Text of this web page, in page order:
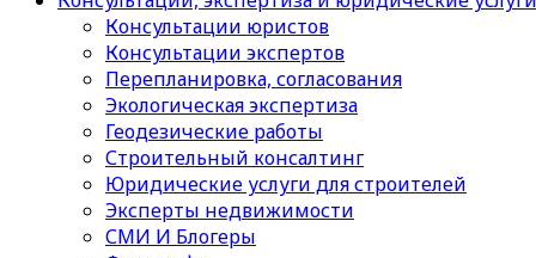
Консультации юристов
Консультации экспертов
Перепланировка, согласования
Экологическая экспертиза
Геодезические работы
Строительный консалтинг
Юридические услуги для строителей
Эксперты недвижимости
СМИ И Блогеры